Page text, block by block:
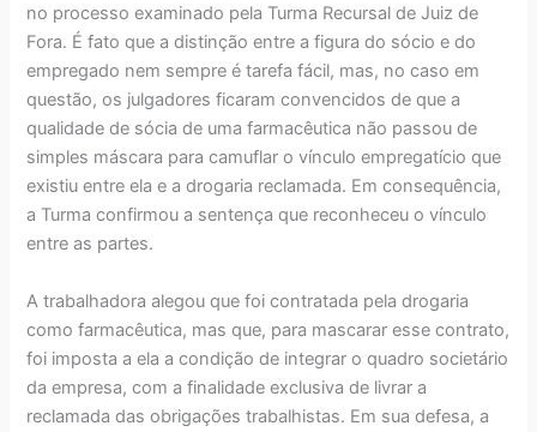
no processo examinado pela Turma Recursal de Juiz de
Fora. É fato que a distinção entre a figura do sócio e do
empregado nem sempre é tarefa fácil, mas, no caso em
questão, os julgadores ficaram convencidos de que a
qualidade de sócia de uma farmacêutica não passou de
simples máscara para camuflar o vínculo empregatício que
existiu entre ela e a drogaria reclamada. Em consequência,
a Turma confirmou a sentença que reconheceu o vínculo
entre as partes.
A trabalhadora alegou que foi contratada pela drogaria
como farmacêutica, mas que, para mascarar esse contrato,
foi imposta a ela a condição de integrar o quadro societário
da empresa, com a finalidade exclusiva de livrar a
reclamada das obrigações trabalhistas. Em sua defesa, a